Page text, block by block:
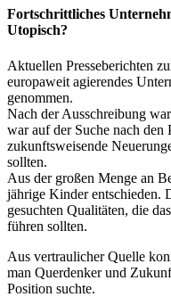
Fortschrittliches
Utopisch?
Aktuellen Presseberichten
europaweit agierendes
genommen.
Nach der Ausschreibung
war auf der Suche nach den
zukunftsweisende
sollten.
Aus der großen Menge an
jährige Kinder entschieden.
gesuchten Qualitäten, die
führen sollten.
Aus vertraulicher Quelle
man Querdenker und
Position suchte.